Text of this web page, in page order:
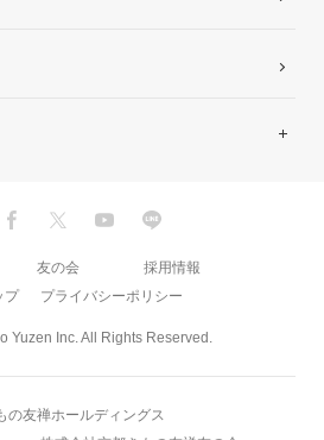
Yuzen Inc. All Rights Reserved.
友の会
採用情報
プ
プライバシーポリシー
の友禅ホールディングス